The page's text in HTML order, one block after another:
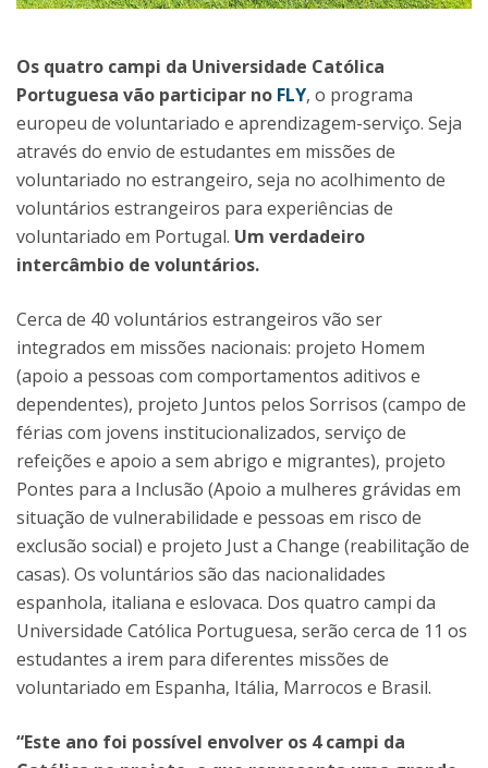
Os quatro campi da Universidade Católica
Portuguesa vão participar no FLY, o programa
europeu de voluntariado e aprendizagem-serviço. Seja
através do envio de estudantes em missões de
voluntariado no estrangeiro, seja no acolhimento de
voluntários estrangeiros para experiências de
voluntariado em Portugal. Um verdadeiro
intercâmbio de voluntários.
Cerca de 40 voluntários estrangeiros vão ser
integrados em missões nacionais: projeto Homem
(apoio a pessoas com comportamentos aditivos e
dependentes), projeto Juntos pelos Sorrisos (campo de
férias com jovens institucionalizados, serviço de
refeições e apoio a sem abrigo e migrantes), projeto
Pontes para a Inclusão (Apoio a mulheres grávidas em
situação de vulnerabilidade e pessoas em risco de
exclusão social) e projeto Just a Change (reabilitação de
casas). Os voluntários são das nacionalidades
espanhola, italiana e eslovaca. Dos quatro campi da
Universidade Católica Portuguesa, serão cerca de 11 os
estudantes a irem para diferentes missões de
voluntariado em Espanha, Itália, Marrocos e Brasil.
“Este ano foi possível envolver os 4 campi da